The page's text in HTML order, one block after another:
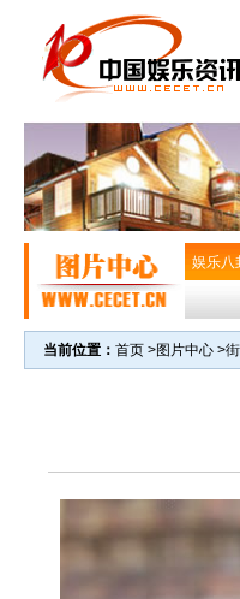
娱乐八
当前位置： 首页 >图片中心 >